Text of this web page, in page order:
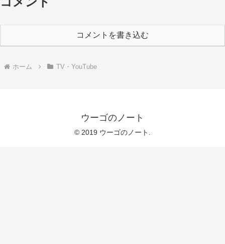
コメントを書き込む
ホーム TV・YouTube
ウーゴのノート
© 2019 ウーゴのノート.